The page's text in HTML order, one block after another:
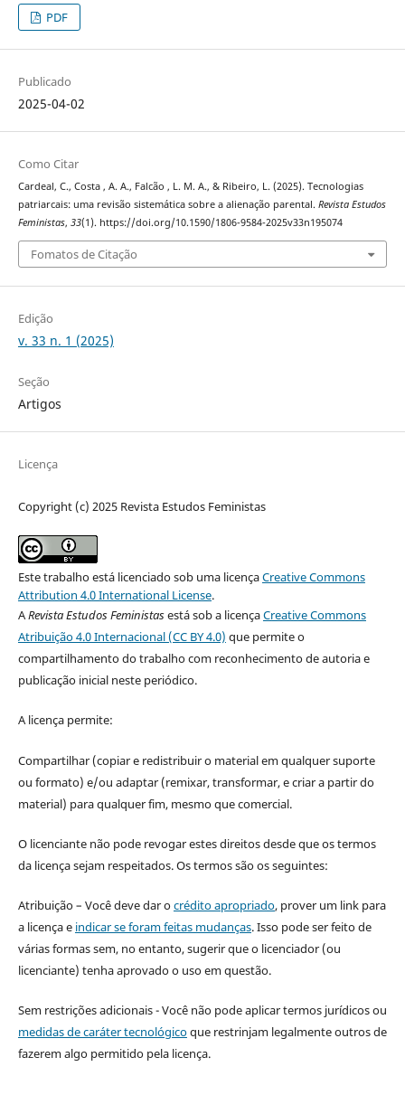
PDF
Publicado
2025-04-02
Como Citar
Cardeal, C., Costa , A. A., Falcão , L. M. A., & Ribeiro, L. (2025). Tecnologias
patriarcais: uma revisão sistemática sobre a alienação parental. Revista Estudos
Feministas, 33(1). https://doi.org/10.1590/1806-9584-2025v33n195074
Fomatos de Citação
Edição
v. 33 n. 1 (2025)
Seção
Artigos
Licença
Copyright (c) 2025 Revista Estudos Feministas
Este trabalho está licenciado sob uma licençaCreative Commons
Attribution 4.0 International License.
ARevista Estudos Feministasestá sob a licençaCreative Commons
Atribuição 4.0 Internacional (CC BY 4.0) que permite o
compartilhamento do trabalho com reconhecimento de autoria e
publicação inicial neste periódico.
A licença permite:
Compartilhar (copiar e redistribuir o material em qualquer suporte
ou formato) e/ou adaptar (remixar, transformar, e criar a partir do
material) para qualquer fim, mesmo que comercial.
O licenciante não pode revogar estes direitos desde que os termos
da licença sejam respeitados. Os termos são os seguintes:
Atribuição – Você deve dar ocrédito apropriado, prover um link para
a licença e indicar se foram feitas mudanças. Isso pode ser feito de
várias formas sem, no entanto, sugerir que o licenciador (ou
licenciante) tenha aprovado o uso em questão.
Sem restrições adicionais - Você não pode aplicar termos jurídicos ou
medidas de caráter tecnológicoque restrinjam legalmente outros de
fazerem algo permitido pela licença.